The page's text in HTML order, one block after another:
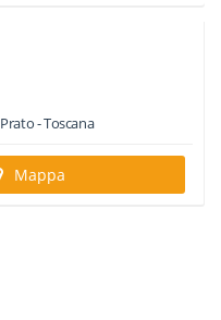
Prato -Toscana
Mappa